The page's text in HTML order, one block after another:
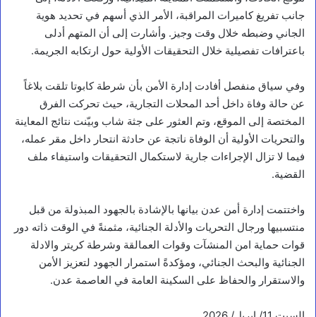
جانب تفريغ كاميرات المراقبة، الأمر الذي أسهم في تحديد هوية
الجاني وضبطه خلال وقت وجيز. وأشارت إلى أن المتهم أدلى
باعترافات تفصيلية خلال التحقيقات الأولية حول ارتكابه الجريمة.
وفي سياق منفصل أفادت إدارة الأمن بأن شرطة كابوتا تلقت بلاغاً
عن حالة وفاة داخل أحد المحلات التجارية، حيث تحركت الفرق
المختصة إلى الموقع، وتم العثور على جثة شاب وبيّنت نتائج المعاينة
والتحريات الأولية أن الوفاة ناتجة عن حادثة انتحار داخل مقر عمله،
فيما لا تزال الإجراءات جارية لاستكمال التحقيقات واستيفاء ملف
القضية.
واختتمت إدارة أمن عدن بيانها بالإشادة بالجهود المبذولة من قبل
منتسبيها ورجال التحريات والأدلة الجنائية، مثمنةً في الوقت ذاته دور
قوات حماية امن المنشآت وقوات العمالقة وشرطة كريتر والادلة
الجنائية والبحث الجنائي، ومؤكدةً استمرار الجهود لتعزيز الأمن
والاستقرار والحفاظ على السكينة العامة في العاصمة عدن.
ا
ل
ف
ق
ي
ي